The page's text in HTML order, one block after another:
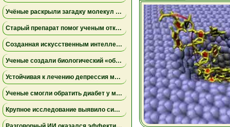
Учёные раскрыли загадку молекул пыльцы ржи, связанных с борьбой против опухолей
Старый препарат помог ученым открыть новый механизм работы почек
Созданная искусственным интеллектом универсальная вакцина против коронавирусов успешно прошла первое испытание на людях
Ученые создали биологический «обходной путь» в мозге, который может повысить устойчивость к стрессу
Устойчивая к лечению депрессия может поддаваться комбинациям уже известных препаратов
Ученые смогли обратить диабет у мышей с помощью выращенных в лаборатории инсулиновых клеток
Крупное исследование выявило сильную связь между депрессией и проблемным употреблением каннабиса